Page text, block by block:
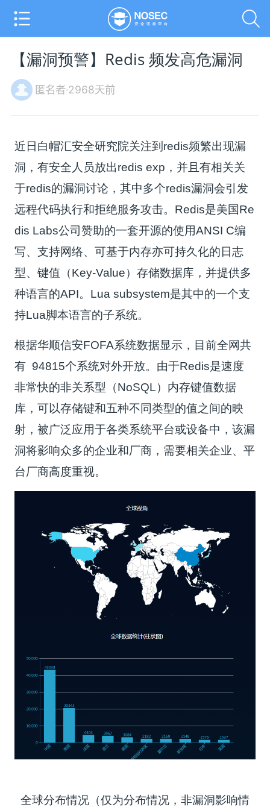
【漏洞预警】Redis 频发高危漏洞
匿名者·2968天前
近日白帽汇安全研究院关注到redis频繁出现漏
洞，有安全人员放出redis exp，并且有相关关
于redis的漏洞讨论，其中多个redis漏洞会引发
远程代码执行和拒绝服务攻击。Redis是美国Re
dis Labs公司赞助的一套开源的使用ANSI C编
写、支持网络、可基于内存亦可持久化的日志
型、键值（Key-Value）存储数据库，并提供多
种语言的API。Lua subsystem是其中的一个支
持Lua脚本语言的子系统。
根据华顺信安FOFA系统数据显示，目前全网共
有 94815个系统对外开放。由于Redis是速度
非常快的非关系型（NoSQL）内存键值数据
库，可以存储键和五种不同类型的值之间的映
射，被广泛应用于各类系统平台或设备中，该漏
洞将影响众多的企业和厂商，需要相关企业、平
台厂商高度重视。
全球分布情况（仅为分布情况，非漏洞影响情